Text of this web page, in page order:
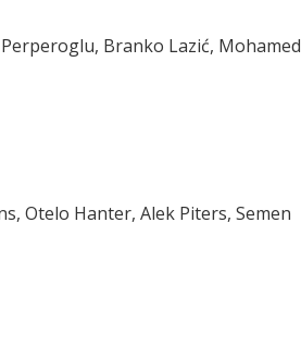
Branko Lazić, Mohamed
Otelo Hanter, Alek Piters, Semen